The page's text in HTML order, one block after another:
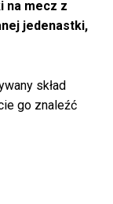
na mecz z
jedenastki,
skład
go znaleźć